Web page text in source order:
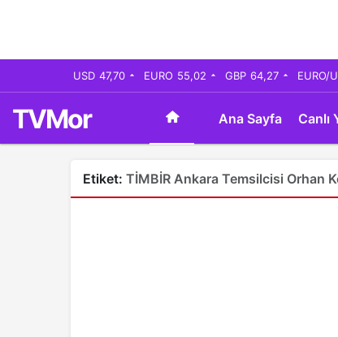
USD 47,70 EURO 55,02 GBP 64,27 EURO/
TVMor Ana Sayfa Canlı
Etiket: TİMBİR Ankara Temsilcisi Orhan